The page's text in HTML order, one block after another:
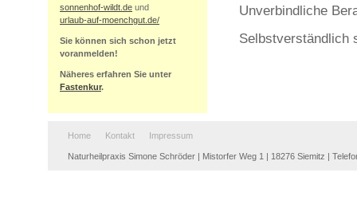
sonnenhof-wildt.de und
urlaub-auf-moenchgut.de/
Sie können sich schon jetzt
voranmelden!
Näheres erfahren Sie unter
Fastenkur.
Unverbindliche
Selbstverständlich
Home Kontakt Impressum
Naturheilpraxis Simone Schröder | Mistorfer Weg 1 | 18276 Siemitz |